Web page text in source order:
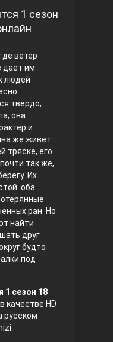
1 сезон
ветер
дает им
людей
твердо,
она
и
же живет
тряске, его
так же,
Их
оба
ран. Но
найти
друг
будто
под
1 сезон 18
качестве HD
русском